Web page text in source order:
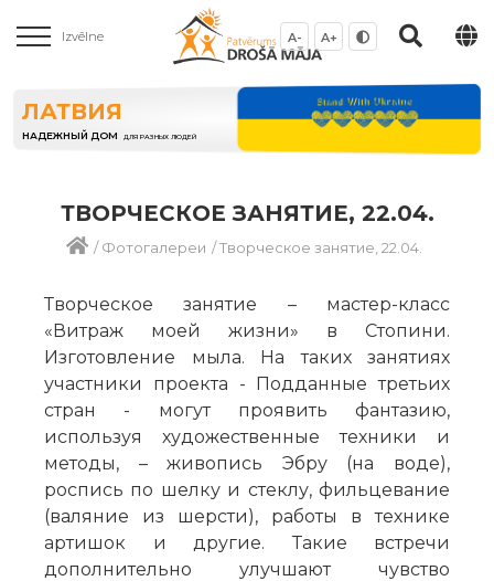
Izvēlne A- A+
ЛАТВИЯ
НАДЕЖНЫЙ ДОМ ДЛЯ РАЗНЫХ ЛЮДЕЙ
ТВОРЧЕСКОЕ ЗАНЯТИЕ, 22.04.
/Фотогалереи /Творческое занятие, 22.04.
Творческое занятие – мастер-класс
«Витраж моей жизни» в Стопини.
Изготовление мыла. На таких занятиях
участники проекта - Подданные третьих
стран - могут проявить фантазию,
используя художественные техники и
методы, – живопись Эбру (на воде),
роспись по шелку и стеклу, фильцевание
(валяние из шерсти), работы в технике
артишок и другие. Такие встречи
дополнительно улучшают чувство